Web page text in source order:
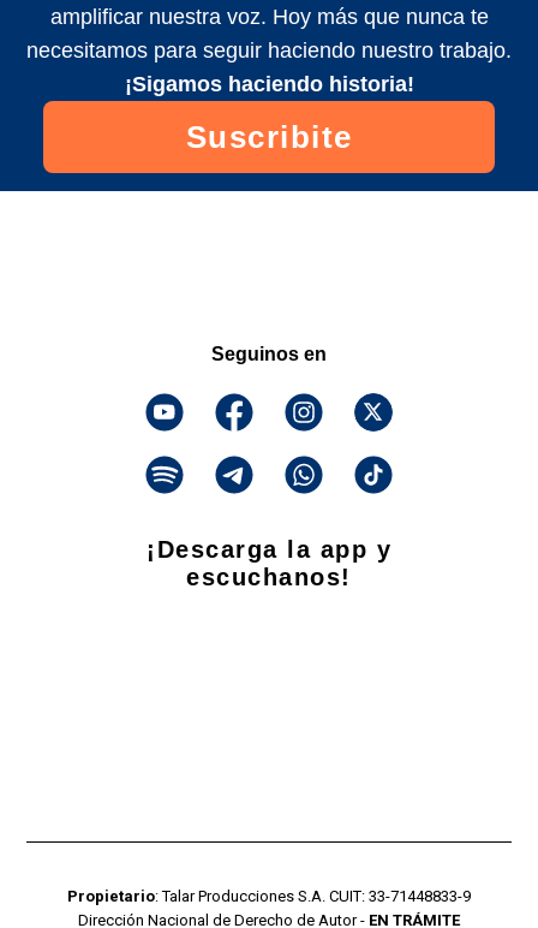
amplificar nuestra voz. Hoy más que nunca te
necesitamos para seguir haciendo nuestro trabajo.
¡Sigamos haciendo historia!
Suscribite
Seguinos en
¡Descarga la app y
escuchanos!
Propietario: Talar Producciones S.A. CUIT: 33-71448833-9
Dirección Nacional de Derecho de Autor - EN TRÁMITE